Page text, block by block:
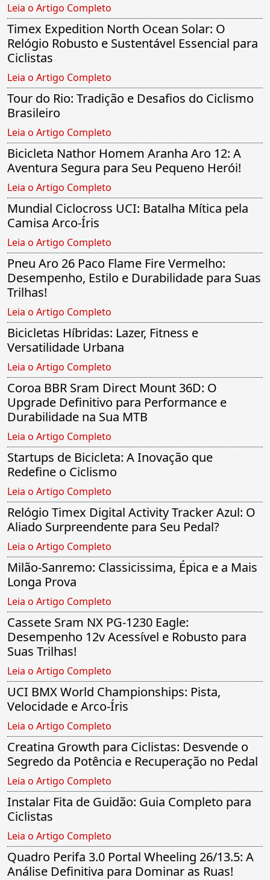
Leia o Artigo Completo
Timex Expedition North Ocean Solar: O
Relógio Robusto e Sustentável Essencial para
Ciclistas
Leia o Artigo Completo
Tour do Rio: Tradição e Desafios do Ciclismo
Brasileiro
Leia o Artigo Completo
Bicicleta Nathor Homem Aranha Aro 12: A
Aventura Segura para Seu Pequeno Herói!
Leia o Artigo Completo
Mundial Ciclocross UCI: Batalha Mítica pela
Camisa Arco-Íris
Leia o Artigo Completo
Pneu Aro 26 Paco Flame Fire Vermelho:
Desempenho, Estilo e Durabilidade para Suas
Trilhas!
Leia o Artigo Completo
Bicicletas Híbridas: Lazer, Fitness e
Versatilidade Urbana
Leia o Artigo Completo
Coroa BBR Sram Direct Mount 36D: O
Upgrade Definitivo para Performance e
Durabilidade na Sua MTB
Leia o Artigo Completo
Startups de Bicicleta: A Inovação que
Redefine o Ciclismo
Leia o Artigo Completo
Relógio Timex Digital Activity Tracker Azul: O
Aliado Surpreendente para Seu Pedal?
Leia o Artigo Completo
Milão-Sanremo: Classicissima, Épica e a Mais
Longa Prova
Leia o Artigo Completo
Cassete Sram NX PG-1230 Eagle:
Desempenho 12v Acessível e Robusto para
Suas Trilhas!
Leia o Artigo Completo
UCI BMX World Championships: Pista,
Velocidade e Arco-Íris
Leia o Artigo Completo
Creatina Growth para Ciclistas: Desvende o
Segredo da Potência e Recuperação no Pedal
Leia o Artigo Completo
Instalar Fita de Guidão: Guia Completo para
Ciclistas
Leia o Artigo Completo
Quadro Perifa 3.0 Portal Wheeling 26/13.5: A
Análise Definitiva para Dominar as Ruas!